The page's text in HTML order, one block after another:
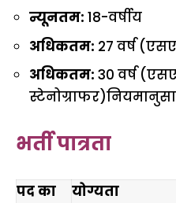
न्यूनतम: 18-वर्षीय
अधिकतम: 27 वर्ष
अधिकतम: 30 वर्ष
भर्ती पात्रता
पद का
योग्यता